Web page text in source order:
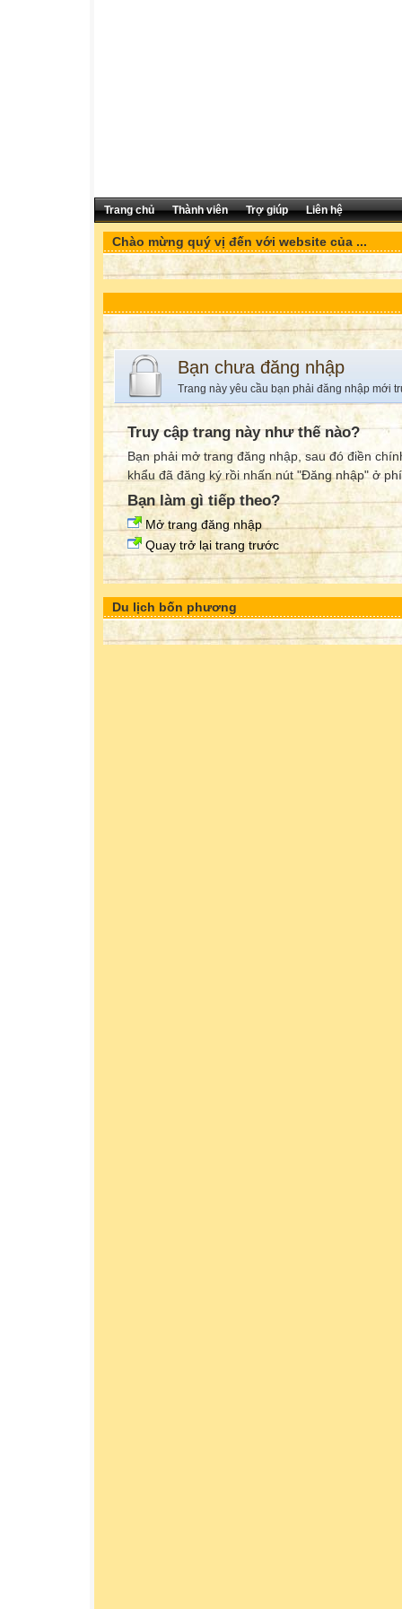
Trang chủ Thành viên Trợ giúp Liên hệ
Chào mừng quý vị đến với website của ...
Bạn chưa đăng nhập
Trang này yêu cầu bạn phải đăng nhập mới
Truy cập trang này như thế nào?
Bạn phải mở trang đăng nhập, sau đó điền
khẩu đã đăng ký rồi nhấn nút "Đăng nhập" ở
Bạn làm gì tiếp theo?
Mở trang đăng nhập
Quay trở lại trang trước
Du lịch bốn phương